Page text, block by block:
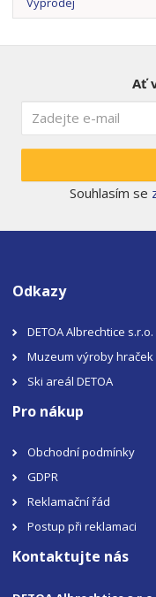
Ať
Souhlasím se
Odkazy
DETOA Albrechtice s.r.o.
Muzeum výroby hraček
Ski areál DETOA
Pro nákup
Obchodní podmínky
GDPR
Reklamační řád
Postup při reklamaci
Kontaktujte nás